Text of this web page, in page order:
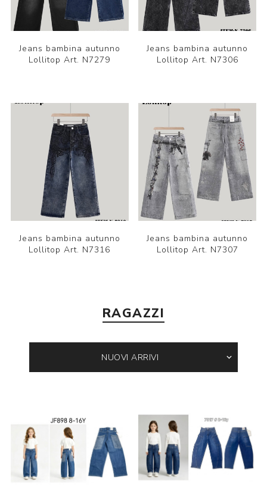
Jeans bambina autunno
Lollitop Art. N7279
Jeans bambina autunno
Lollitop Art. N7306
Jeans bambina autunno
Lollitop Art. N7316
Jeans bambina autunno
Lollitop Art. N7307
RAGAZZI